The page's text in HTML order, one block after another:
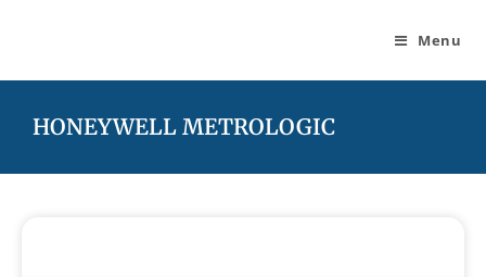
Menu
HONEYWELL METROLOGIC